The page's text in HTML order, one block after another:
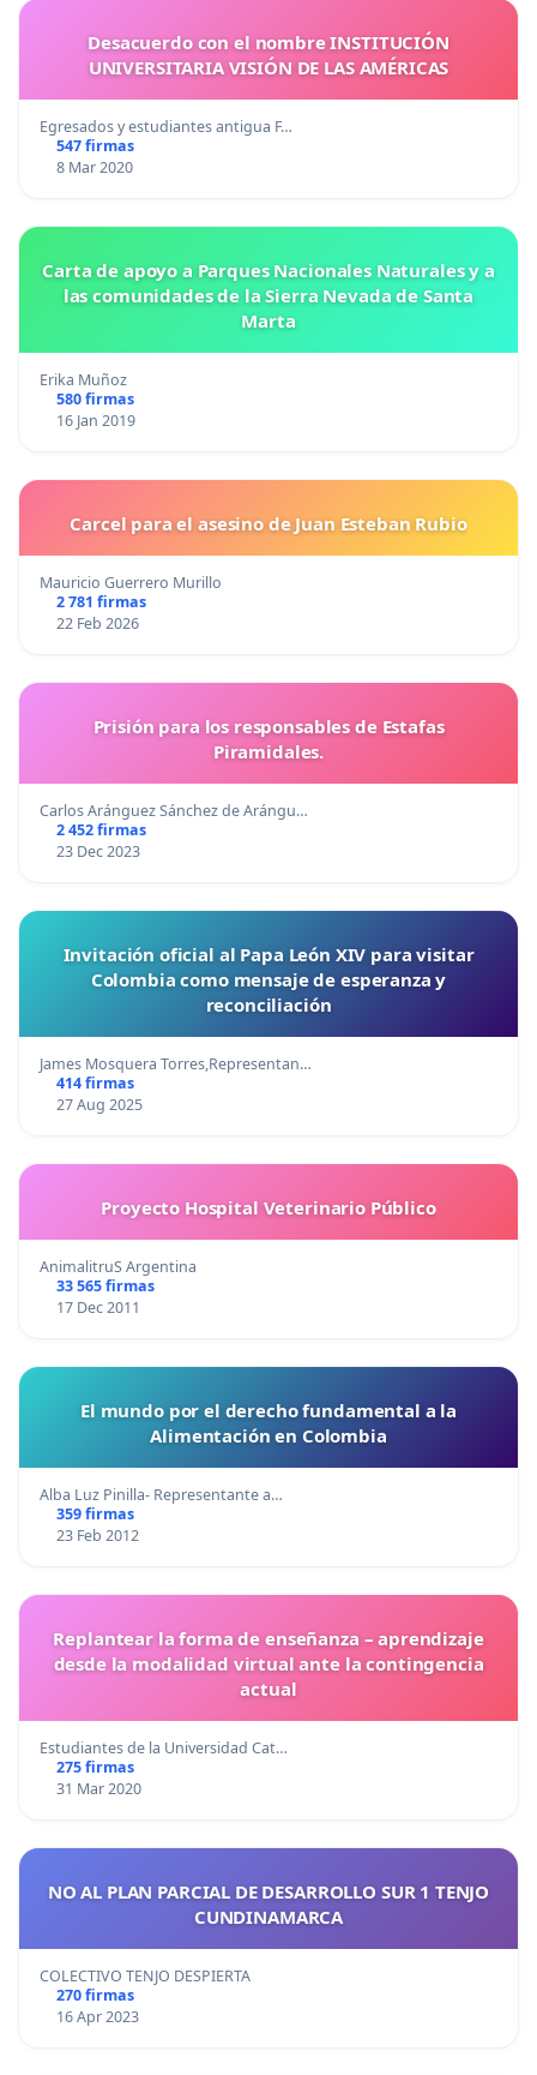
Desacuerdo con el nombre INSTITUCIÓN
UNIVERSITARIA VISIÓN DE LAS AMÉRICAS
Egresados y estudiantes antigua F…
547 firmas
8 Mar 2020
Carta de apoyo a Parques Nacionales Naturales y a
las comunidades de la Sierra Nevada de Santa
Marta
Erika Muñoz
580 firmas
16 Jan 2019
Carcel para el asesino de Juan Esteban Rubio
Mauricio Guerrero Murillo
2 781 firmas
22 Feb 2026
Prisión para los responsables de Estafas
Piramidales.
Carlos Aránguez Sánchez de Arángu…
2 452 firmas
23 Dec 2023
Invitación oficial al Papa León XIV para visitar
Colombia como mensaje de esperanza y
reconciliación
James Mosquera Torres,Representan…
414 firmas
27 Aug 2025
Proyecto Hospital Veterinario Público
AnimalitruS Argentina
33 565 firmas
17 Dec 2011
El mundo por el derecho fundamental a la
Alimentación en Colombia
Alba Luz Pinilla- Representante a…
359 firmas
23 Feb 2012
Replantear la forma de enseñanza – aprendizaje
desde la modalidad virtual ante la contingencia
actual
Estudiantes de la Universidad Cat…
275 firmas
31 Mar 2020
NO AL PLAN PARCIAL DE DESARROLLO SUR 1 TENJO
CUNDINAMARCA
COLECTIVO TENJO DESPIERTA
270 firmas
16 Apr 2023